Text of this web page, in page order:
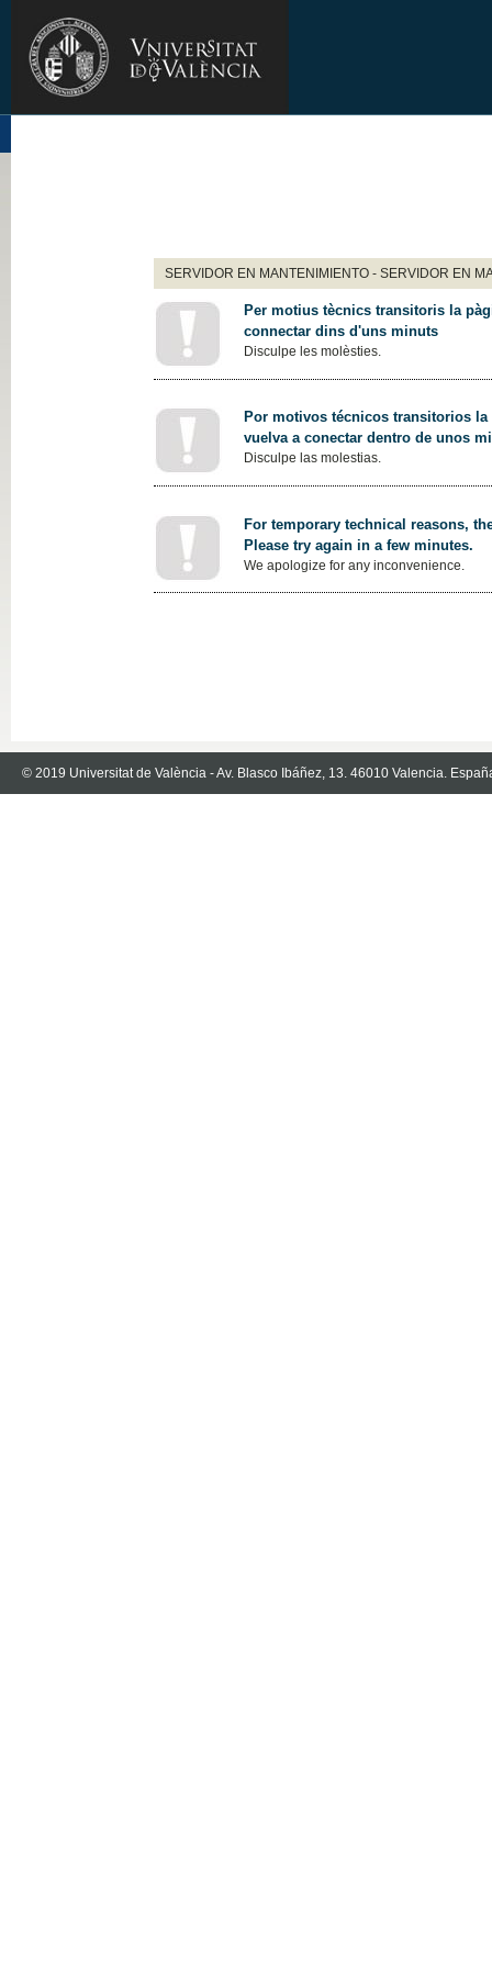
SERVIDOR EN MANTENIMIENTO - SERVIDOR EN
Per motius tècnics transitoris la
connectar dins d'uns minuts
Disculpe les molèsties.
Por motivos técnicos transitorios
vuelva a conectar dentro de unos
Disculpe las molestias.
For temporary technical reasons,
Please try again in a few minutes.
We apologize for any inconvenience.
© 2019 Universitat de València - Av. Blasco Ibáñez, 13. 46010 Valencia.